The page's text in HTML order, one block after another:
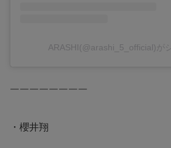
ARASHI(@arashi_5_official)が
￣￣￣￣￣￣￣￣
・櫻井翔